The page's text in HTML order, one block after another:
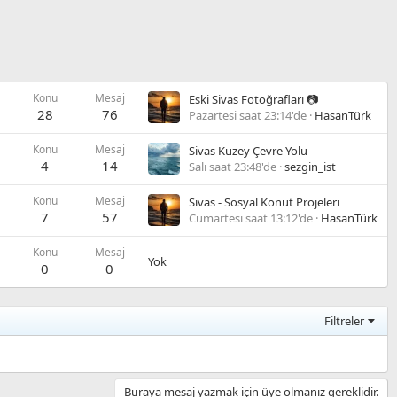
Konu
28
Mesaj
76
Eski Sivas Fotoğrafları 📷
Pazartesi saat 23:14'de HasanTürk
Konu
4
Mesaj
14
Sivas Kuzey Çevre Yolu
Salı saat 23:48'de sezgin_ist
Konu
7
Mesaj
57
Sivas - Sosyal Konut Projeleri
Cumartesi saat 13:12'de HasanTürk
Konu
0
Mesaj
0 Yok
Filtreler
Buraya mesaj yazmak için üye olmanız gereklidir.